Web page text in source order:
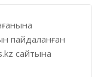
пайдаланған
сайтына